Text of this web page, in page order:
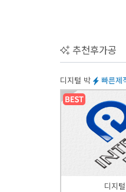
추천후가공
디지털 박 빠른제
디지